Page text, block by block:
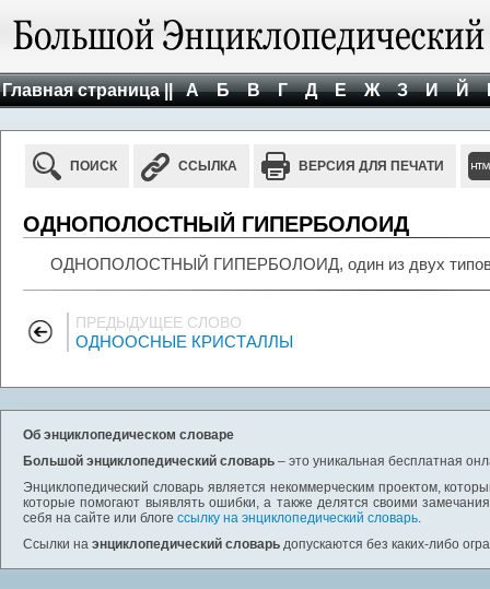
Главная страница || А Б В Г Д Е Ж З И Й
ПОИСК ССЫЛКА ВЕРСИЯ ДЛЯ ПЕЧАТИ
ОДНОПОЛОСТНЫЙ ГИПЕРБОЛОИД
ОДНОПОЛОСТНЫЙ ГИПЕРБОЛОИД, один из двух типов
ПРЕДЫДУЩЕЕ СЛОВО
ОДНООСНЫЕ КРИСТАЛЛЫ
Об энциклопедическом словаре
Большой энциклопедический словарь – это уникальная бесплатная
Энциклопедический словарь является некоммерческим проектом,
которые помогают выявлять ошибки, а также делятся своими
себя на сайте или блоге ссылку на энциклопедический словарь.
Ссылки на энциклопедический словарь допускаются без каких-либо